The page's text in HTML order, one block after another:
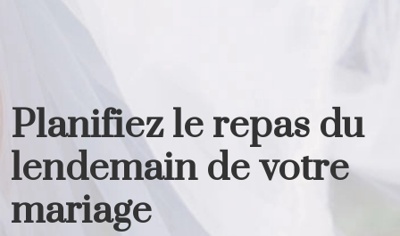
Planifiez le repas du
lendemain de votre
mariage